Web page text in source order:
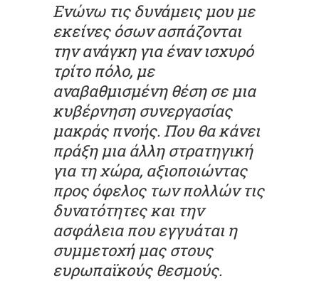
Ενώνω τις δυνάμεις μου με
εκείνες όσων ασπάζονται
την ανάγκη για έναν ισχυρό
τρίτο πόλο, με
αναβαθμισμένη θέση σε μια
κυβέρνηση συνεργασίας
μακράς πνοής. Που θα κάνει
πράξη μια άλλη στρατηγική
για τη χώρα, αξιοποιώντας
προς όφελος των πολλών τις
δυνατότητες και την
ασφάλεια που εγγυάται η
συμμετοχή μας στους
ευρωπαϊκούς θεσμούς.